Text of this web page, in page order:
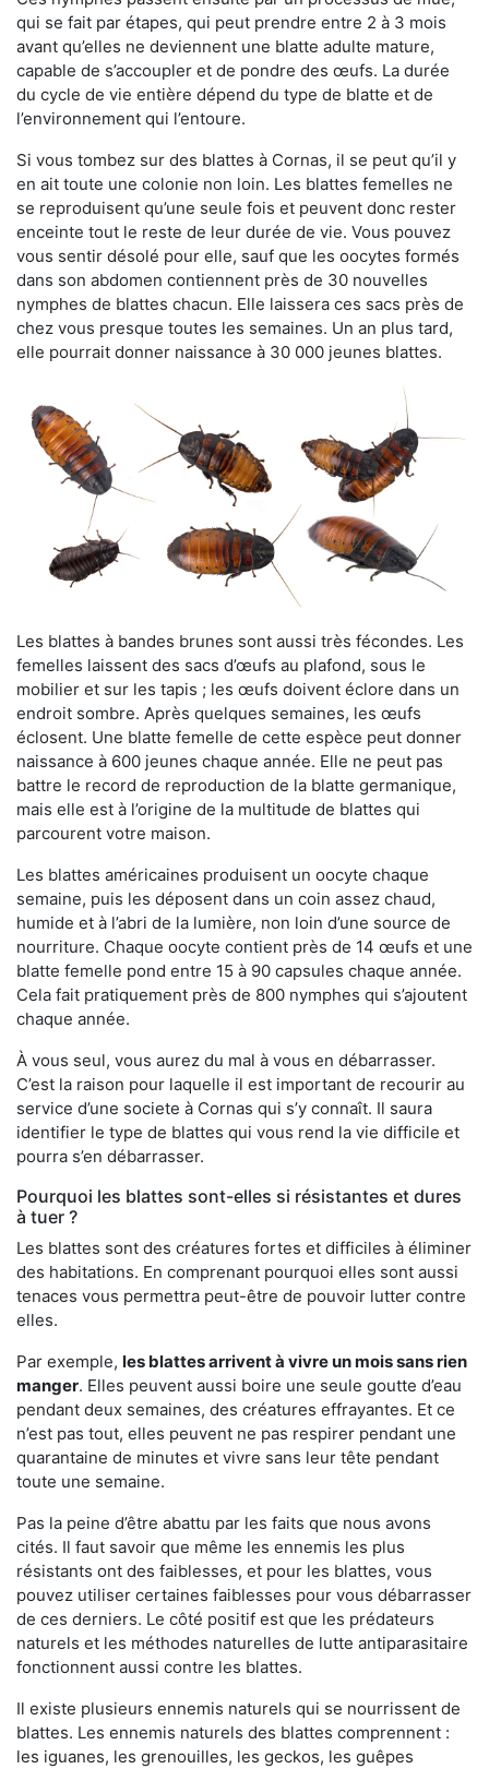
qui se fait par étapes, qui peut prendre entre 2 à 3 mois
avant qu’elles ne deviennent une blatte adulte mature,
capable de s’accoupler et de pondre des œufs. La durée
du cycle de vie entière dépend du type de blatte et de
l’environnement qui l’entoure.
Si vous tombez sur des blattes à Cornas, il se peut qu’il y
en ait toute une colonie non loin. Les blattes femelles ne
se reproduisent qu’une seule fois et peuvent donc rester
enceinte tout le reste de leur durée de vie. Vous pouvez
vous sentir désolé pour elle, sauf que les oocytes formés
dans son abdomen contiennent près de 30 nouvelles
nymphes de blattes chacun. Elle laissera ces sacs près de
chez vous presque toutes les semaines. Un an plus tard,
elle pourrait donner naissance à 30 000 jeunes blattes.
Les blattes à bandes brunes sont aussi très fécondes. Les
femelles laissent des sacs d’œufs au plafond, sous le
mobilier et sur les tapis ; les œufs doivent éclore dans un
endroit sombre. Après quelques semaines, les œufs
éclosent. Une blatte femelle de cette espèce peut donner
naissance à 600 jeunes chaque année. Elle ne peut pas
battre le record de reproduction de la blatte germanique,
mais elle est à l’origine de la multitude de blattes qui
parcourent votre maison.
Les blattes américaines produisent un oocyte chaque
semaine, puis les déposent dans un coin assez chaud,
humide et à l’abri de la lumière, non loin d’une source de
nourriture. Chaque oocyte contient près de 14 œufs et une
blatte femelle pond entre 15 à 90 capsules chaque année.
Cela fait pratiquement près de 800 nymphes qui s’ajoutent
chaque année.
À vous seul, vous aurez du mal à vous en débarrasser.
C’est la raison pour laquelle il est important de recourir au
service d’une societe à Cornas qui s’y connaît. Il saura
identifier le type de blattes qui vous rend la vie difficile et
pourra s’en débarrasser.
Pourquoi les blattes sont-elles si résistantes et dures
à tuer ?
Les blattes sont des créatures fortes et difficiles à éliminer
des habitations. En comprenant pourquoi elles sont aussi
tenaces vous permettra peut-être de pouvoir lutter contre
elles.
Par exemple, les blattes arrivent à vivre un mois sans rien
manger. Elles peuvent aussi boire une seule goutte d’eau
pendant deux semaines, des créatures effrayantes. Et ce
n’est pas tout, elles peuvent ne pas respirer pendant une
quarantaine de minutes et vivre sans leur tête pendant
toute une semaine.
Pas la peine d’être abattu par les faits que nous avons
cités. Il faut savoir que même les ennemis les plus
résistants ont des faiblesses, et pour les blattes, vous
pouvez utiliser certaines faiblesses pour vous débarrasser
de ces derniers. Le côté positif est que les prédateurs
naturels et les méthodes naturelles de lutte antiparasitaire
fonctionnent aussi contre les blattes.
Il existe plusieurs ennemis naturels qui se nourrissent de
blattes. Les ennemis naturels des blattes comprennent :
les iguanes, les grenouilles, les geckos, les guêpes